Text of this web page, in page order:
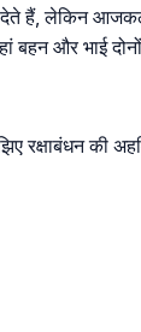
देते हैं, लेकिन
बहन और भाई
रक्षाबंधन की